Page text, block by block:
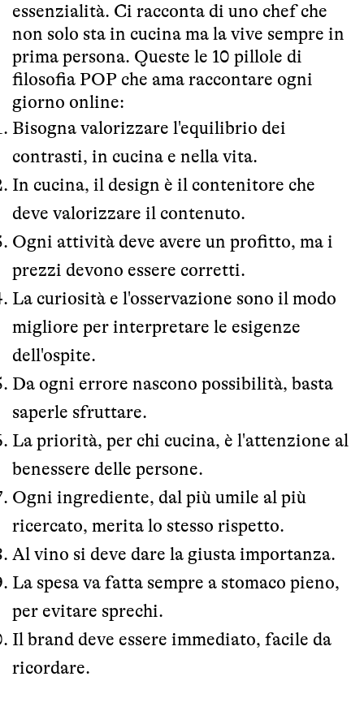
essenzialità. Ci racconta di uno chef che
non solo sta in cucina ma la vive sempre in
prima persona. Queste le 10 pillole di
filosofia POP che ama raccontare ogni
giorno online:
Bisogna valorizzare l'equilibrio dei
contrasti, in cucina e nella vita.
In cucina, il design è il contenitore che
deve valorizzare il contenuto.
Ogni attività deve avere un profitto, ma i
prezzi devono essere corretti.
La curiosità e l'osservazione sono il modo
migliore per interpretare le esigenze
dell'ospite.
Da ogni errore nascono possibilità, basta
saperle sfruttare.
La priorità, per chi cucina, è l'attenzione al
benessere delle persone.
Ogni ingrediente, dal più umile al più
ricercato, merita lo stesso rispetto.
Al vino si deve dare la giusta importanza.
La spesa va fatta sempre a stomaco pieno,
per evitare sprechi.
Il brand deve essere immediato, facile da
ricordare.